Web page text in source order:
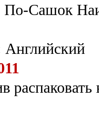
По-Сашок
Английский